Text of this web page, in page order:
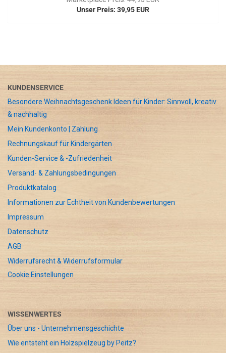
Unser Preis: 39,95 EUR
KUNDENSERVICE
Besondere Weihnachtsgeschenk Ideen für Kinder: Sinnvoll, kreativ
& nachhaltig
Mein Kundenkonto | Zahlung
Rechnungskauf für Kindergärten
Kunden-Service & -Zufriedenheit
Versand- & Zahlungsbedingungen
Produktkatalog
Informationen zur Echtheit von Kundenbewertungen
Impressum
Datenschutz
AGB
Widerrufsrecht & Widerrufsformular
Cookie Einstellungen
WISSENWERTES
Über uns - Unternehmensgeschichte
Wie entsteht ein Holzspielzeug by Peitz?